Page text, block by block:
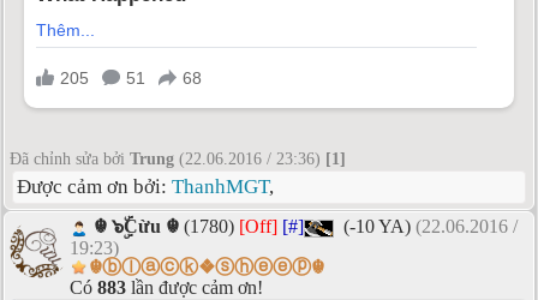
Đã chỉnh sửa bởi Trung (22.06.2016 / 23:36) [1]
Được cảm ơn bởi: ThanhMGT,
☬ ๖ۣۜCừu ☬ (1780) [Off] [#] (-10 YA) (22.06.2016 /
19:23)
☬ⓑⓛⓐⓒⓚ❖ⓢⓗⓔⓔⓟ☬
Có 883 lần được cảm ơn!